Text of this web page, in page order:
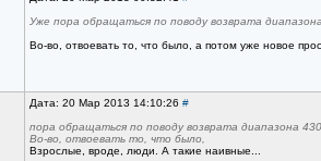
Уже пора обращаться по поводу возврата
Во-во, отвоевать то, что было, а потом уже новое
Дата: 20 Мар 2013 14:10:26 #
пора обращаться по поводу возврата диапазона
Во-во, отвоевать то, что было,
Взрослые, вроде, люди. А такие наивные...